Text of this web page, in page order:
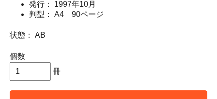
発行： 1997年10月
判型： A4 90ページ
状態： AB
個数
冊